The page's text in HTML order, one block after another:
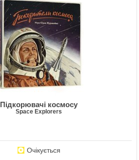
Підкорювачі космосу
Space Explorers
Очікується